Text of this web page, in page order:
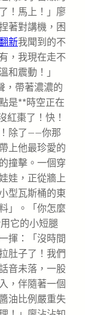
！馬上！」廖
著對講機，困
新我聞到的不
，我現在走不
和震動！」
，帶著濃濃的
是**時空正在
紅棗了！快！
除了——你那
上他最珍愛的
撞擊。一個穿
娃，正從牆上
型瓦斯桶的東
」。「你怎麼
它的小短腿
揮：「沒時間
肚子了！我們
音未落，一股
，伴隨著一個
油比例嚴重失